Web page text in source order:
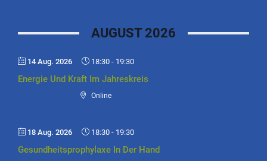
AUGUST 2026
14 Aug. 2026 18:30 - 19:30
Energie Und Kraft Im Jahreskreis
Online
18 Aug. 2026 18:30 - 19:30
Gesundheitsprophylaxe In Der Hand